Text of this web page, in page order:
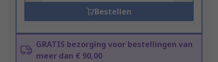
Bestellen
GRATIS bezorging voor bestellingen van
meer dan € 90,00